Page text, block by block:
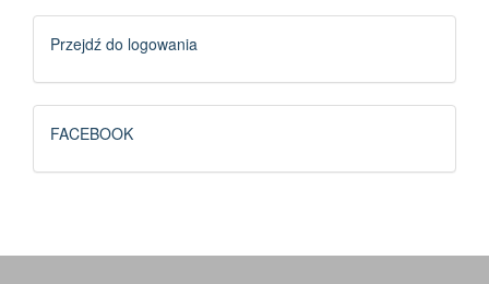
Logowanie
Przejdź do logowania
FB
FACEBOOK